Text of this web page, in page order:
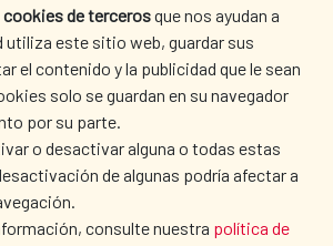
cookies de tercerosque nos ayudan a
utiliza este sitio web, guardar sus
el contenido y la publicidad que le sean
solo se guardan en su navegador
por su parte.
o desactivar alguna o todas estas
de algunas podría afectar a
consulte nuestra política de
LIBRARY